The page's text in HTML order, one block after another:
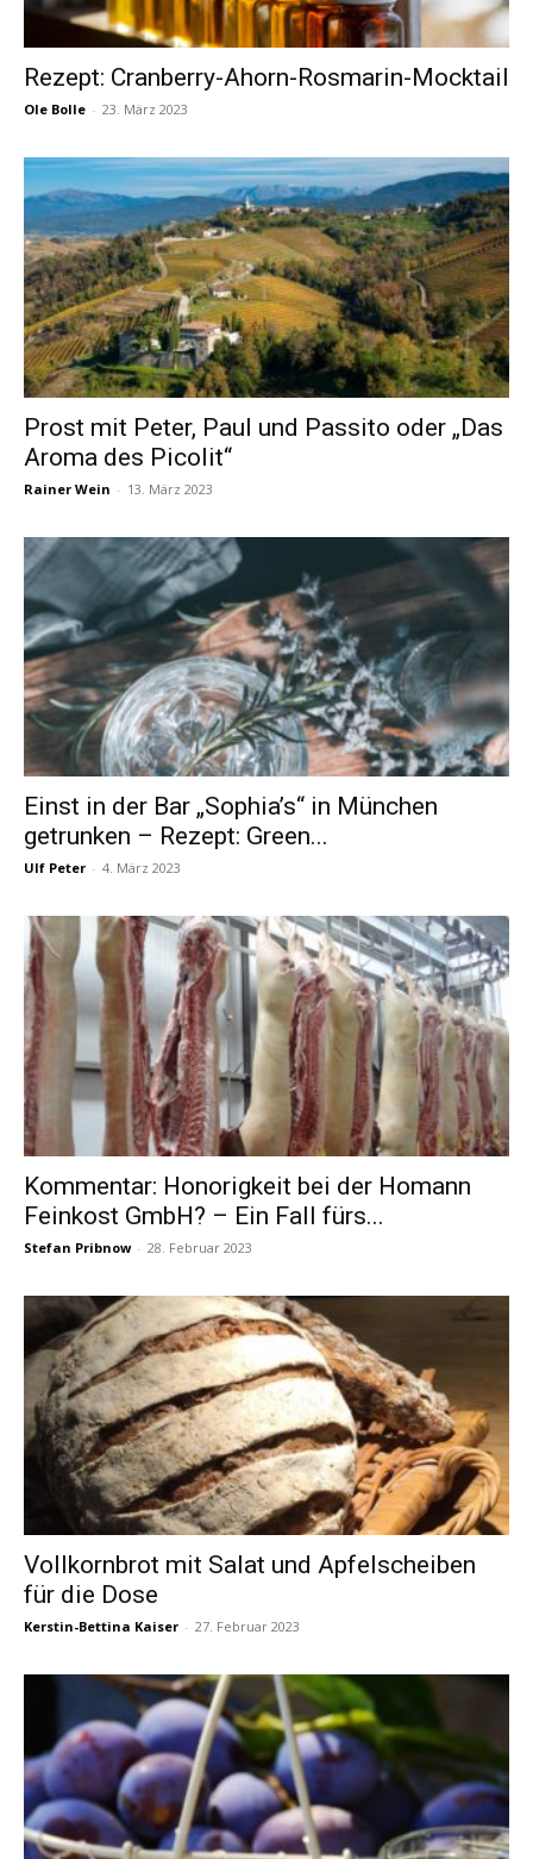
Rezept: Cranberry-Ahorn-Rosmarin-Mocktail
Ole Bolle - 23. März 2023
Prost mit Peter, Paul und Passito oder „Das
Aroma des Picolit“
Rainer Wein - 13. März 2023
Einst in der Bar „Sophia’s“ in München
getrunken – Rezept: Green...
Ulf Peter - 4. März 2023
Kommentar: Honorigkeit bei der Homann
Feinkost GmbH? – Ein Fall fürs...
Stefan Pribnow - 28. Februar 2023
Vollkornbrot mit Salat und Apfelscheiben
für die Dose
Kerstin-Bettina Kaiser - 27. Februar 2023